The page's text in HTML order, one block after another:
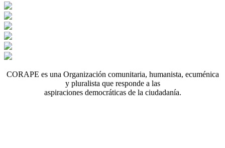
CORAPE es una Organización comunitaria, humanista, ecuménica
y pluralista que responde a las
aspiraciones democráticas de la ciudadanía.